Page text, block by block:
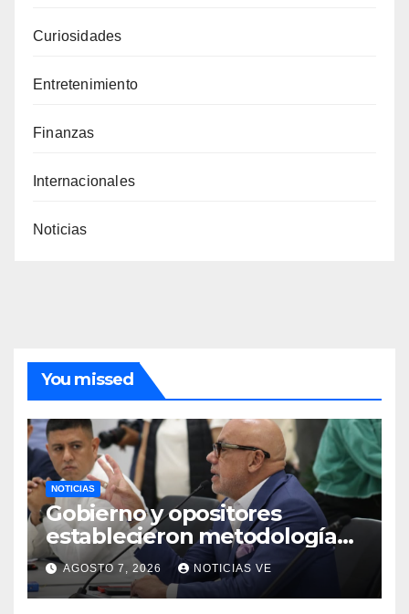
Curiosidades
Entretenimiento
Finanzas
Internacionales
Noticias
You missed
NOTICIAS
Gobierno y opositores
establecieron metodología
para el proceso de diálogo en
Venezuela
AGOSTO 7, 2026 NOTICIAS VE